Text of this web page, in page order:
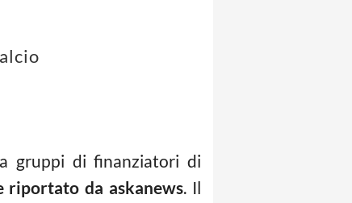
gruppi di finanziatori di
riportato da askanews. Il